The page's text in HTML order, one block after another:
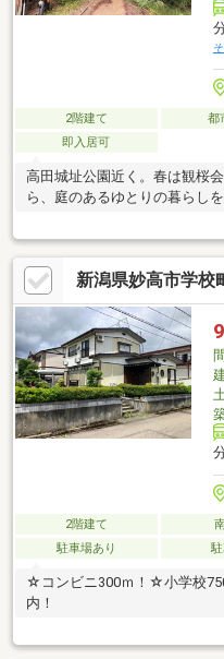
2階建て 都
即入居可
高田城址公園近く。春は観桜
ら、庭のあるゆとりの暮らしを
新潟県妙高市学校
2階建て
駐車場あり
☆コンビニ300ｍ！☆小学校
内！